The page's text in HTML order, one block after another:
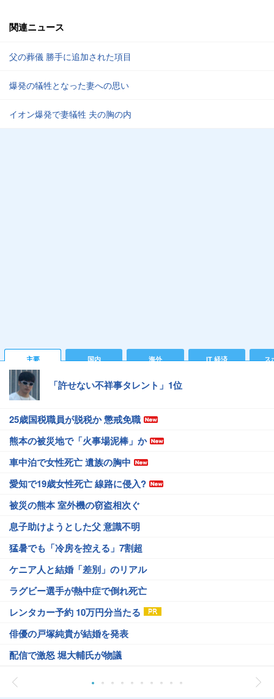
関連ニュース
父の葬儀 勝手に追加された項目
爆発の犠牲となった妻への思い
イオン爆発で妻犠牲 夫の胸の内
主要 国内 海外 IT 経済 ス
「許せない不祥事タレント」1位
25歳国税職員が脱税か 懲戒免職
熊本の被災地で「火事場泥棒」か
車中泊で女性死亡 遺族の胸中
愛知で19歳女性死亡 線路に侵入?
被災の熊本 室外機の窃盗相次ぐ
息子助けようとした父 意識不明
猛暑でも「冷房を控える」7割超
ケニア人と結婚「差別」のリアル
ラグビー選手が熱中症で倒れ死亡
レンタカー予約 10万円分当たる
俳優の戸塚純貴が結婚を発表
配信で激怒 堀大輔氏が物議